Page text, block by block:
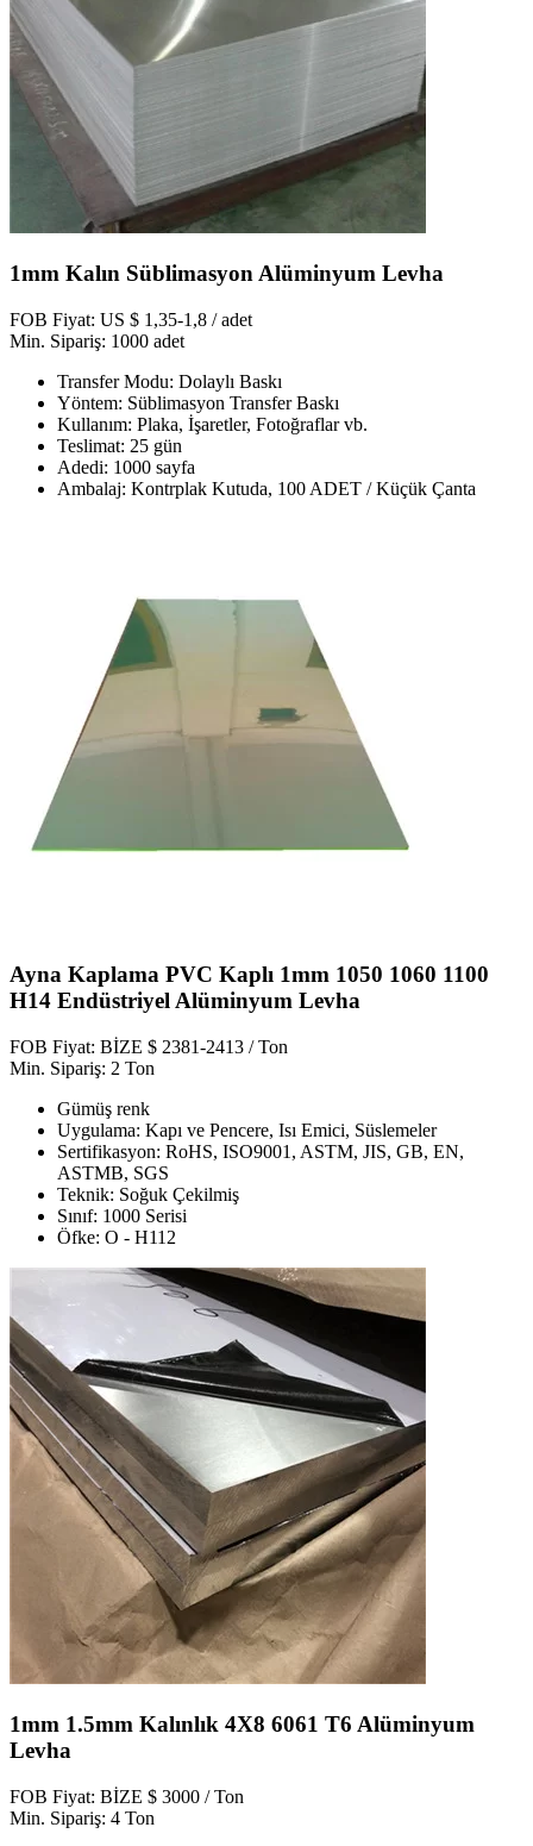
1mm Kalın Süblimasyon Alüminyum Levha
FOB Fiyat: US $ 1,35-1,8 / adet
Min. Sipariş: 1000 adet
Transfer Modu: Dolaylı Baskı
Yöntem: Süblimasyon Transfer Baskı
Kullanım: Plaka, İşaretler, Fotoğraflar vb.
Teslimat: 25 gün
Adedi: 1000 sayfa
Ambalaj: Kontrplak Kutuda, 100 ADET / Küçük Çanta
Ayna Kaplama PVC Kaplı 1mm 1050 1060 1100
H14 Endüstriyel Alüminyum Levha
FOB Fiyat: BİZE $ 2381-2413 / Ton
Min. Sipariş: 2 Ton
Gümüş renk
Uygulama: Kapı ve Pencere, Isı Emici, Süslemeler
Sertifikasyon: RoHS, ISO9001, ASTM, JIS, GB, EN,
ASTMB, SGS
Teknik: Soğuk Çekilmiş
Sınıf: 1000 Serisi
Öfke: O - H112
1mm 1.5mm Kalınlık 4X8 6061 T6 Alüminyum
Levha
FOB Fiyat: BİZE $ 3000 / Ton
Min. Sipariş: 4 Ton